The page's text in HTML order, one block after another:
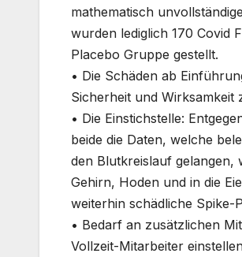
mathematisch
wurden lediglich 170 Covid
Placebo Gruppe gestellt.
• Die Schäden ab
Sicherheit und Wirksamkeit
• Die Einstichstelle:
beide die Daten, welche
den Blutkreislauf gelangen,
Gehirn, Hoden und in die
weiterhin schädliche Spike-
• Bedarf an zusätzlichen
Vollzeit-Mitarbeiter